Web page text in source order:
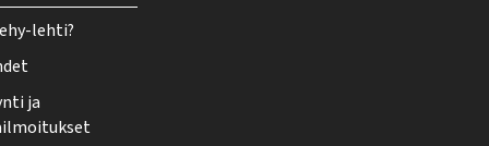
lehti?
ja